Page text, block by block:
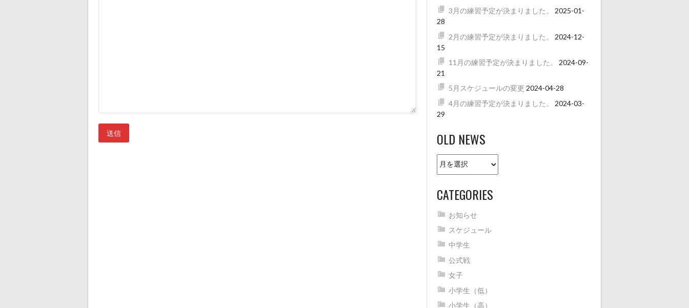
3月の練習予定が決まりました。
2025-01-
28
2月の練習予定が決まりました。
2024-12-
15
11月の練習予定が決まりました。
2024-09-
21
5月スケジュールの変更 2024-04-28
4月の練習予定が決まりました。
2024-03-
29
OLD NEWS
Old
news
CATEGORIES
お知らせ
スケジュール
中学生
公式戦
女子
小学生（低）
小学生（高）